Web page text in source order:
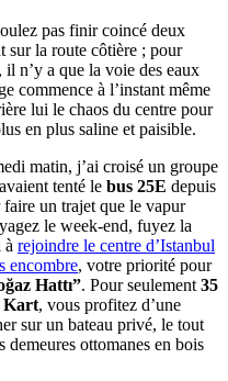
pas finir coincé deux
sur la route côtière ; pour
n’y a que la voie des eaux
commence à l’instant même
lui le chaos du centre pour
en plus saline et paisible.
matin, j’ai croisé un groupe
tenté le bus 25E depuis
un trajet que le vapur
le week-end, fuyez la
à rejoindre le centre d’Istanbul
encombre, votre priorité pour
Hattı”. Pour seulement35
Kart, vous profitez d’une
sur un bateau privé, le tout
demeures ottomanes en bois